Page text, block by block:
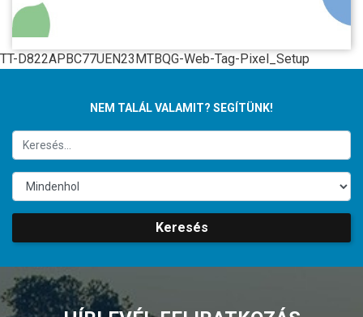
TT-D822APBC77UEN23MTBQG-Web-Tag-Pixel_Setup
NEM TALÁL VALAMIT? SEGÍTÜNK!
Keresés